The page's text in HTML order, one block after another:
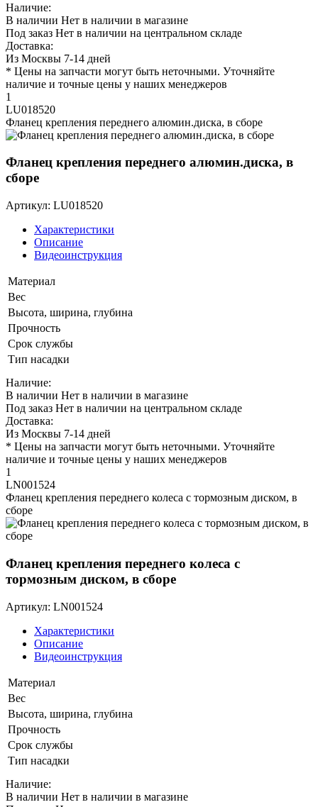
Наличие:
В наличии Нет в наличии в магазине
Под заказ Нет в наличии на центральном складе
Доставка:
Из Москвы 7-14 дней
* Цены на запчасти могут быть неточными. Уточняйте
наличие и точные цены у наших менеджеров
1
LU018520
Фланец крепления переднего алюмин.диска, в сборе
Фланец крепления переднего алюмин.диска, в
сборе
Артикул: LU018520
Характеристики
Описание
Видеоинструкция
Материал
Вес
Высота, ширина, глубина
Прочность
Срок службы
Тип насадки
Наличие:
В наличии Нет в наличии в магазине
Под заказ Нет в наличии на центральном складе
Доставка:
Из Москвы 7-14 дней
* Цены на запчасти могут быть неточными. Уточняйте
наличие и точные цены у наших менеджеров
1
LN001524
Фланец крепления переднего колеса с тормозным диском, в
сборе
Фланец крепления переднего колеса с
тормозным диском, в сборе
Артикул: LN001524
Характеристики
Описание
Видеоинструкция
Материал
Вес
Высота, ширина, глубина
Прочность
Срок службы
Тип насадки
Наличие:
В наличии Нет в наличии в магазине